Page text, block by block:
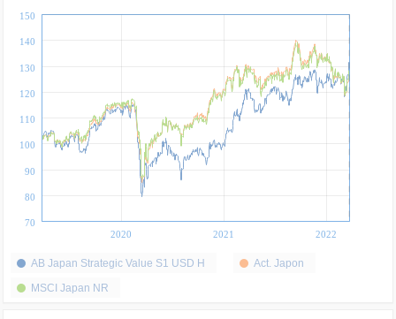
2020 2021 2022
70
80
90
100
110
120
130
140
150
AB Japan Strategic Value S1 USD H
Act. Japon
MSCI Japan NR